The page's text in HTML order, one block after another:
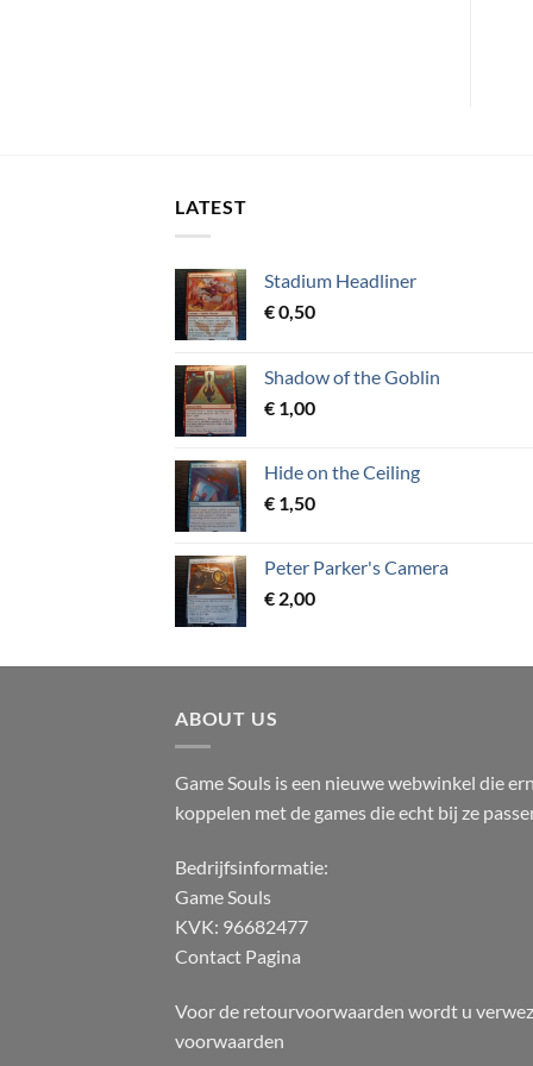
LATEST
Stadium Headliner
€0,50
Shadow of the Goblin
€ 1,00
Hide on the Ceiling
€ 1,50
Peter Parker's Camera
€ 2,00
ABOUT US
Game Souls is een nieuwe webwinkel die
koppelen met de games die echt bij ze
Bedrijfsinformatie:
Game Souls
KVK: 96682477
Contact Pagina
Voor de retourvoorwaarden wordt u
voorwaarden